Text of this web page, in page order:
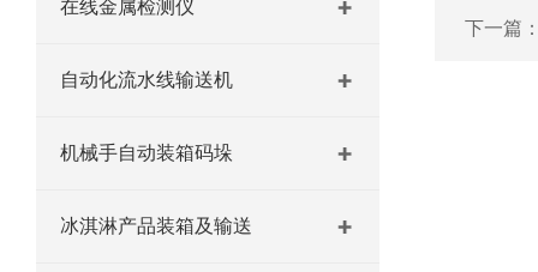
下一篇
在线金属检测仪
自动化流水线输送机
机械手自动装箱码垛
冰淇淋产品装箱及输送